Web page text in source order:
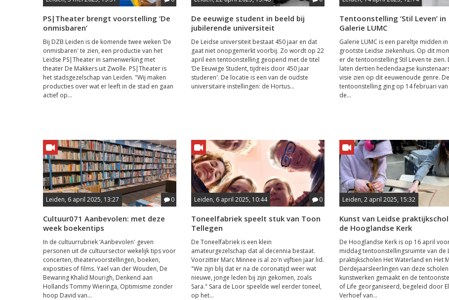
PS|Theater brengt voorstelling ‘De
onmisbaren’
Bij DZB Leiden is de komende twee weken ‘De
onmisbaren' te zien, een productie van het
Leidse PS|Theater in samenwerking met
theater De Makkers uit Zwolle. PS|Theater is
het stadsgezelschap van Leiden. "Wij maken
producties over wat er leeft in de stad en gaan
actief op...
De eeuwige student in beeld bij
jubilerende universiteit
De Leidse universiteit bestaat 450 jaar en dat
gaat niet onopgemerkt voorbij. Zo wordt op 22
april een tentoonstelling geopend met de titel
‘De Eeuwige Student, tijdreis door 450 jaar
studeren'. De locatie is een van de oudste
universitaire instellingen: de Hortus...
Tentoonstelling ‘Stil Leven’ in
Galerie LUMC
Galerie LUMC is een pareltje midden
grootste Leidse ziekenhuis. Op dit
er de tentoonstelling Stil Leven te zien.
laten dertien hedendaagse
visie zien op dit eeuwenoude genre. De
tentoonstelling ging op 14 februari van
de...
Leiden, 6 april 2025, 13:27 0
Cultuur071 Aanbevolen: met deze
week boekentips
In de cultuurrubriek ‘Aanbevolen' geven
personen uit de cultuursector wekelijk tips voor
concerten, theatervoorstellingen, boeken,
exposities of films. Yael van der Wouden, De
Bewaring Khalid Mourigh, Denkend aan
Hollands Tommy Wieringa, Optimisme zonder
hoop David van...
Leiden, 6 april 2025, 10:44 0
Toneelfabriek speelt stuk van Toon
Tellegen
De Toneelfabriek is een klein
amateurgezelschap dat al decennia bestaat.
Voorzitter Marc Minnee is al zo'n vijftien jaar lid.
"We zijn blij dat er na de coronatijd weer wat
nieuwe, jonge leden bij zijn gekomen, zoals
Sara." Sara de Loor speelde wel eerder toneel,
op het...
Leiden, 2 april 2025, 15:32
Kunst van Leidse
de Hooglandse Kerk
De Hooglandse Kerk is op 16 april
middag tentoonstellingsruimte van de
praktijkscholen Het Waterland en Het
Derdejaarsleerlingen van deze
kunstwerken gemaakt en de
of Life georganiseerd, begeleid door
Verhoef van...